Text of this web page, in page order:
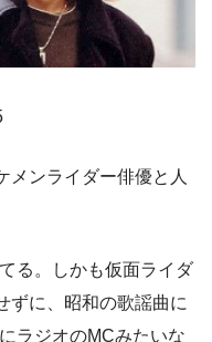
メンライダー俳優と人
る。しかも仮面ライダ
ずに、昭和の歌謡曲に
ラジオのMCみたいな